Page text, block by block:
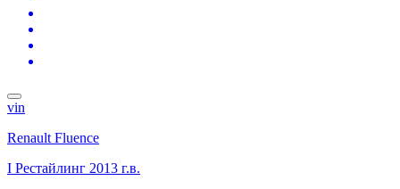
vin
Renault Fluence
I Рестайлинг 2013 г.в.